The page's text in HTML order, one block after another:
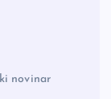
novinar